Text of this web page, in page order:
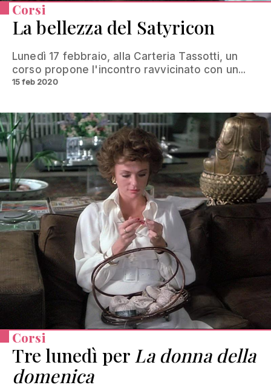
Corsi
La bellezza del Satyricon
Lunedì 17 febbraio, alla Carteria Tassotti, un
corso propone l'incontro ravvicinato con un...
15 feb 2020
Corsi
Tre lunedì per La donna della
domenica